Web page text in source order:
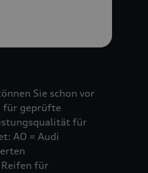
Sie schon vor
für geprüfte
für
AO = Audi
für